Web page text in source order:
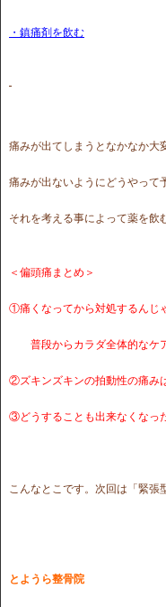
・鎮痛剤を飲む
痛みが出てしまうとなかなか大
痛みが出ないようにどうやって
それを考える事によって薬を飲
＜偏頭痛まとめ＞
①痛くなってから対処するんじ
普段からカラダ全体的なケア
②ズキンズキンの拍動性の痛み
③どうすることも出来なくなっ
こんなとこです。次回は「緊張
とようら整骨院